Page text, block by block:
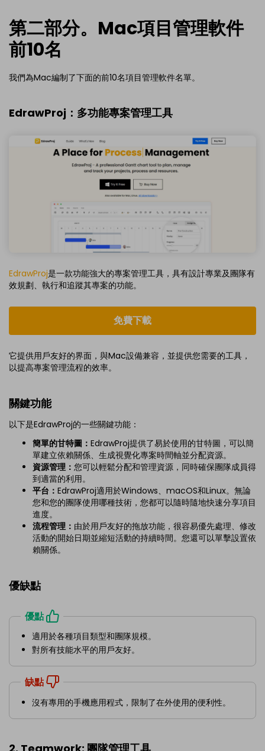
第二部分。Mac項目管理軟件
前10名
我們為Mac編制了下面的前10名項目管理軟件名單。
EdrawProj：多功能專案管理工具
EdrawProj是一款功能強大的專案管理工具，具有設計專業及團隊有
效規劃、執行和追蹤其專案的功能。
免費下載
它提供用戶友好的界面，與Mac設備兼容，並提供您需要的工具，
以提高專案管理流程的效率。
關鍵功能
以下是EdrawProj的一些關鍵功能：
簡單的甘特圖： EdrawProj提供了易於使用的甘特圖，可以簡
單建立依賴關係、生成視覺化專案時間軸並分配資源。
資源管理： 您可以輕鬆分配和管理資源，同時確保團隊成員得
到適當的利用。
平台： EdrawProj適用於Windows、macOS和Linux。無論
您和您的團隊使用哪種技術，您都可以隨時隨地快速分享項目
進度。
流程管理： 由於用戶友好的拖放功能，很容易優先處理、修改
活動的開始日期並縮短活動的持續時間。您還可以單擊設置依
賴關係。
優缺點
優點
適用於各種項目類型和團隊規模。
對所有技能水平的用戶友好。
缺點
沒有專用的手機應用程式，限制了在外使用的便利性。